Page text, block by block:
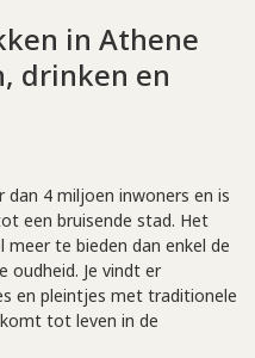
in Athene
drinken en
4 miljoen inwoners en is
een bruisende stad. Het
meer te bieden dan enkel de
oudheid. Je vindt er
en pleintjes met traditionele
tot leven in de